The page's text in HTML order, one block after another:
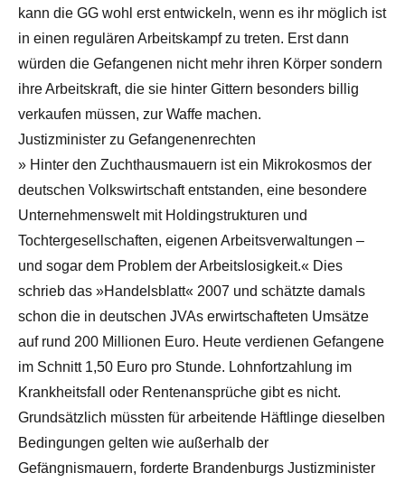
kann die GG wohl erst entwickeln, wenn es ihr möglich ist
in einen regulären Arbeitskampf zu treten. Erst dann
würden die Gefangenen nicht mehr ihren Körper sondern
ihre Arbeitskraft, die sie hinter Gittern besonders billig
verkaufen müssen, zur Waffe machen.
Justizminister zu Gefangenenrechten
» Hinter den Zuchthausmauern ist ein Mikrokosmos der
deutschen Volkswirtschaft entstanden, eine besondere
Unternehmenswelt mit Holdingstrukturen und
Tochtergesellschaften, eigenen Arbeitsverwaltungen –
und sogar dem Problem der Arbeitslosigkeit.« Dies
schrieb das »Handelsblatt« 2007 und schätzte damals
schon die in deutschen JVAs erwirtschafteten Umsätze
auf rund 200 Millionen Euro. Heute verdienen Gefangene
im Schnitt 1,50 Euro pro Stunde. Lohnfortzahlung im
Krankheitsfall oder Rentenansprüche gibt es nicht.
Grundsätzlich müssten für arbeitende Häftlinge dieselben
Bedingungen gelten wie außerhalb der
Gefängnismauern, forderte Brandenburgs Justizminister